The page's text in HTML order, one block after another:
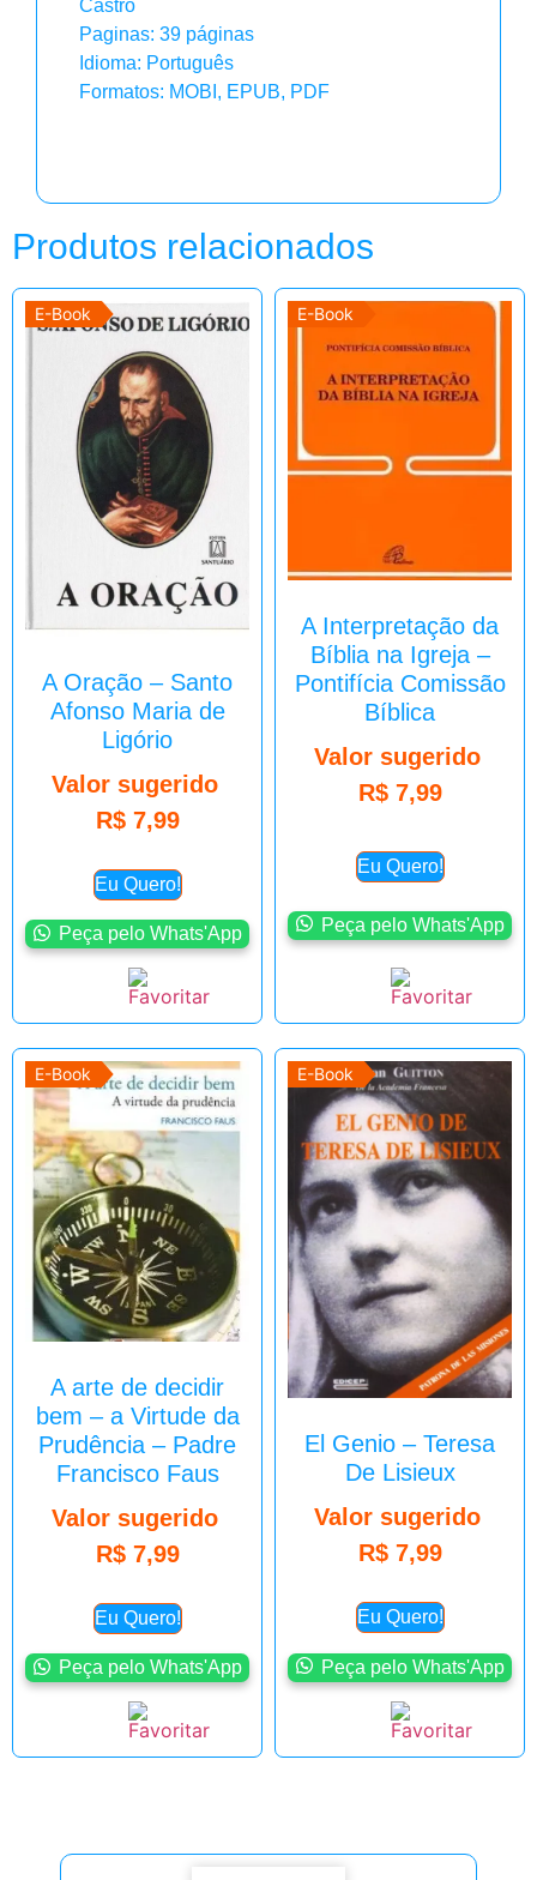
Castro
Paginas: 39 páginas
Idioma: Português
Formatos: MOBI, EPUB, PDF
Produtos relacionados
E-Book
A Oração – Santo
Afonso Maria de
Ligório
Valor sugerido
R$7,99
Eu Quero!
Peça pelo Whats'App
E-Book
A Interpretação da
Bíblia na Igreja –
Pontifícia Comissão
Bíblica
Valor sugerido
R$7,99
Eu Quero!
Peça pelo Whats'App
E-Book
A arte de decidir
bem – a Virtude da
Prudência – Padre
Francisco Faus
Valor sugerido
R$7,99
Eu Quero!
Peça pelo Whats'App
E-Book
El Genio – Teresa
De Lisieux
Valor sugerido
R$7,99
Eu Quero!
Peça pelo Whats'App